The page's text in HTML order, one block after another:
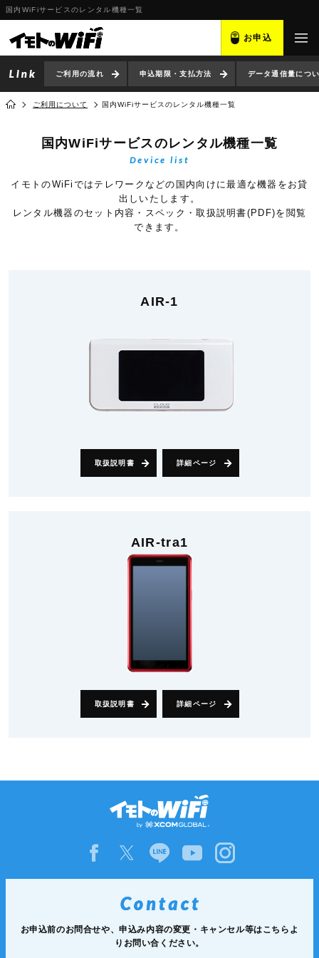
国内WiFiサービスのレンタル機種一覧
お申込
ご利用の流れ 申込期限・支払方法 データ通信量につ
ご利用について 国内WiFiサービスのレンタル機種一覧
国内WiFiサービスのレンタル機種一覧
Device list
イモトのWiFiではテレワークなどの国内向けに最適な機器をお貸
出しいたします。
レンタル機器のセット内容・スペック・取扱説明書(PDF)を閲覧
できます。
AIR-1
取扱説明書 詳細ページ
AIR-tra1
取扱説明書 詳細ページ
お申込前のお問合せや、申込み内容の変更・キャンセル等はこちらよ
りお問い合ください。